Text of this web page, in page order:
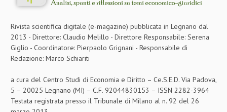
Rivista scientifica digitale (e-magazine) pubblicata in Legnano dal
2013 - Direttore: Claudio Melillo - Direttore Responsabile: Serena
Giglio - Coordinatore: Pierpaolo Grignani - Responsabile di
Redazione: Marco Schiariti
a cura del Centro Studi di Economia e Diritto – Ce.S.E.D. Via Padova,
5 – 20025 Legnano (MI) – C.F. 92044830153 – ISSN 2282-3964
Testata registrata presso il Tribunale di Milano al n. 92 del 26